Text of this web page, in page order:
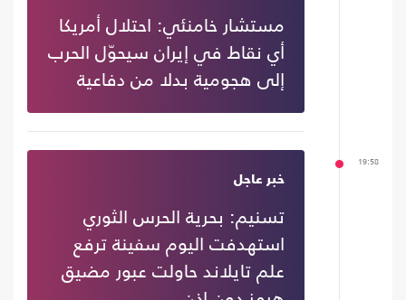
مستشار خامنئي: احتلال أمريكا
أي نقاط في إيران سيحوّل الحرب
إلى هجومية بدلا من دفاعية
19:58
خبر عاجل
تسنيم: بحرية الحرس الثوري
استهدفت اليوم سفينة ترفع
علم تايلاند حاولت عبور مضيق